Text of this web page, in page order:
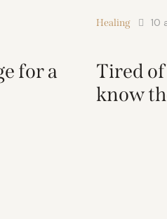
for a
Healing 10
Tired
know